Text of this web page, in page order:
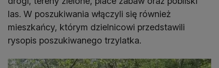
las. W poszukiwania włączyli się również
mieszkańcy, którym dzielnicowi przedstawili
rysopis poszukiwanego trzylatka.